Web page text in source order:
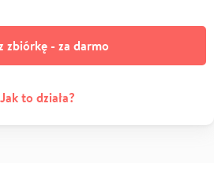
zbiórkę - za darmo
Jak to działa?